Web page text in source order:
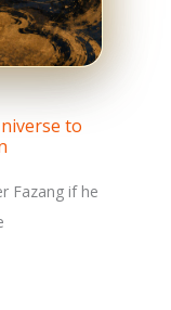
to
Fazang if he